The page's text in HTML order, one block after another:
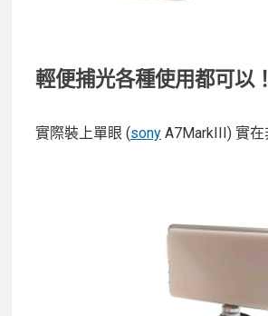
輕便捕光各種使用都可以！
實際裝上單眼 (sony A7MarkIII) 實